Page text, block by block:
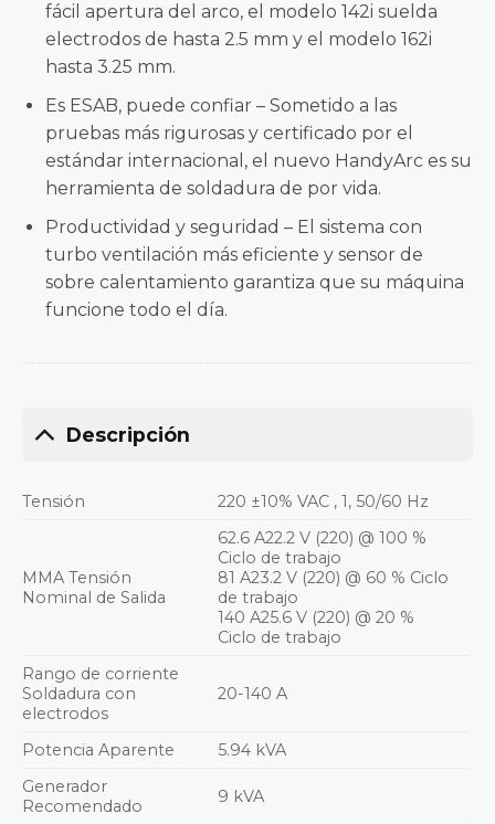
fácil apertura del arco, el modelo 142i suelda
electrodos de hasta 2.5 mm y el modelo 162i
hasta 3.25 mm.
Es ESAB, puede confiar – Sometido a las
pruebas más rigurosas y certificado por el
estándar internacional, el nuevo HandyArc es su
herramienta de soldadura de por vida.
Productividad y seguridad – El sistema con
turbo ventilación más eficiente y sensor de
sobre calentamiento garantiza que su máquina
funcione todo el día.
Descripción
Tensión 220 ±10% VAC , 1, 50/60 Hz
MMA Tensión
Nominal de Salida
62.6 A22.2 V (220) @ 100 %
Ciclo de trabajo
81 A23.2 V (220) @ 60 % Ciclo
de trabajo
140 A25.6 V (220) @ 20 %
Ciclo de trabajo
Rango de corriente
Soldadura con
electrodos
20-140 A
Potencia Aparente
5.94 kVA
Generador
Recomendado
9 kVA